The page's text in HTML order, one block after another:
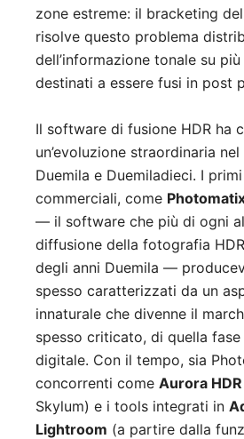
zone estreme: il bracketing
risolve questo problema
dell’informazione tonale su
destinati a essere fusi in post
Il software di fusione HDR ha
un’evoluzione straordinaria
Duemila e Duemiladieci. I
commerciali, come
— il software che più di ogni
diffusione della fotografia
degli anni Duemila —
spesso caratterizzati da un
innaturale che divenne il
spesso criticato, di quella
digitale. Con il tempo, sia
concorrenti come Aurora HDR
Skylum) e i tools integrati in
Lightroom (a partire dalla